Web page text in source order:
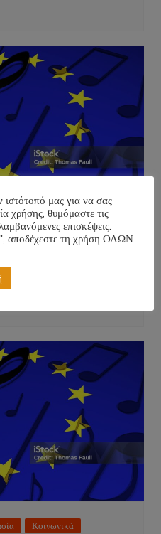
Κοινωνικά
Κοινωνικά
μας για να σας
χρήσης, θυμόμαστε τις
επισκέψεις.
αποδέχεστε τη χρήση ΟΛΩΝ